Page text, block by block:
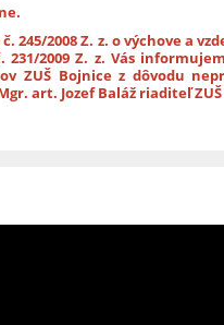
245/2008 Z. z. o výchove a
231/2009 Z. z. Vás
ZUŠ Bojnice z dôvodu
art. Jozef Baláž riaditeľ